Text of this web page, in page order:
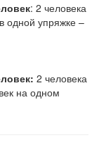
: 2 человека
одной упряжке –
2 человека
на одном